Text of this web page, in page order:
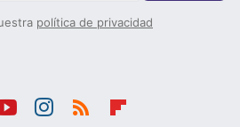
política de privacidad